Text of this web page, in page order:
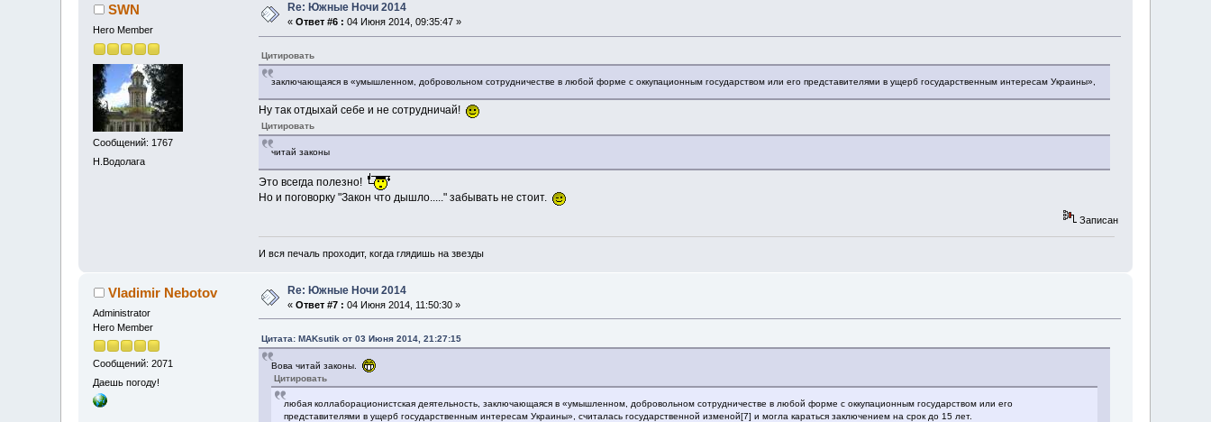
SWN
Hero Member
Сообщений: 1767
Н.Водолага
Re: Южные Ночи 2014
«Ответ #6 : 04 Июня 2014, 09:35:47 »
Цитировать
заключающаяся в «умышленном, добровольном сотрудничестве в любой форме с оккупационным государством или его представителями в ущерб государственным интересам Украины»,
Ну так отдыхай себе и не сотрудничай!
Цитировать
читай законы
Это всегда полезно!
Но и поговорку "Закон что дышло....." забывать не стоит.
Записан
И вся печаль проходит, когда глядишь на звезды
Vladimir Nebotov
Administrator
Hero Member
Сообщений: 2071
Даешь погоду!
Re: Южные Ночи 2014
«Ответ #7 : 04 Июня 2014, 11:50:30 »
Цитата: MAKsutik от 03 Июня 2014, 21:27:15
Вова читай законы.
Цитировать
любая коллаборационистская деятельность, заключающаяся в «умышленном, добровольном сотрудничестве в любой форме с оккупационным государством или его
представителями в ущерб государственным интересам Украины», считалась государственной изменой[7] и могла караться заключением на срок до 15 лет.